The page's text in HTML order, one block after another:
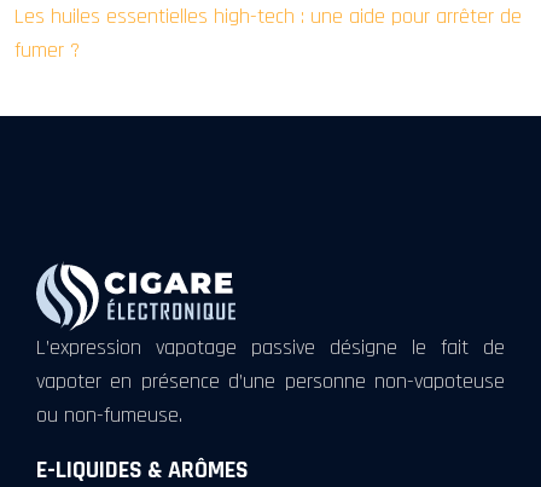
Les huiles essentielles high-tech : une aide pour arrêter de
fumer ?
L’expression vapotage passive désigne le fait de
vapoter en présence d’une personne non-vapoteuse
ou non-fumeuse.
E-LIQUIDES & ARÔMES